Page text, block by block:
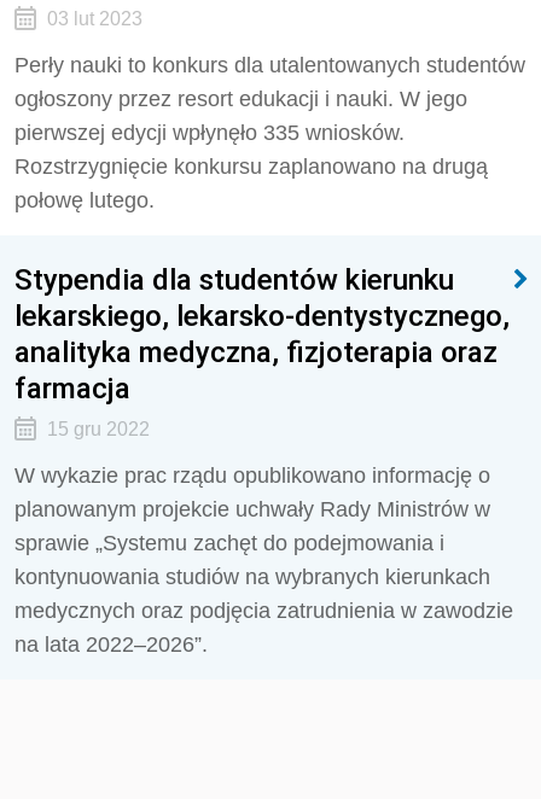
03 lut 2023
Perły nauki to konkurs dla utalentowanych studentów
ogłoszony przez resort edukacji i nauki. W jego
pierwszej edycji wpłynęło 335 wniosków.
Rozstrzygnięcie konkursu zaplanowano na drugą
połowę lutego.
Stypendia dla studentów kierunku
lekarskiego, lekarsko-dentystycznego,
analityka medyczna, fizjoterapia oraz
farmacja
15 gru 2022
W wykazie prac rządu opublikowano informację o
planowanym projekcie uchwały Rady Ministrów w
sprawie „Systemu zachęt do podejmowania i
kontynuowania studiów na wybranych kierunkach
medycznych oraz podjęcia zatrudnienia w zawodzie
na lata 2022–2026”.